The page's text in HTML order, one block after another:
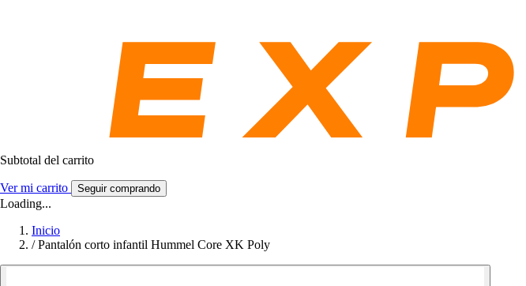
Subtotal del carrito
Ver mi carrito Seguir comprando
Loading...
Inicio
/ Pantalón corto infantil Hummel Core XK Poly